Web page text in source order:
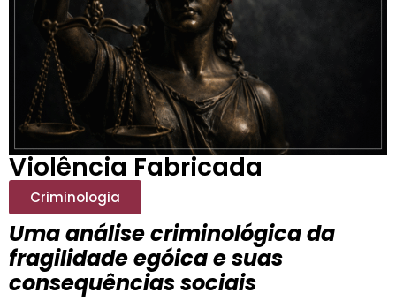
Violência Fabricada
Criminologia
Uma análise criminológica da
fragilidade egóica e suas
consequências sociais